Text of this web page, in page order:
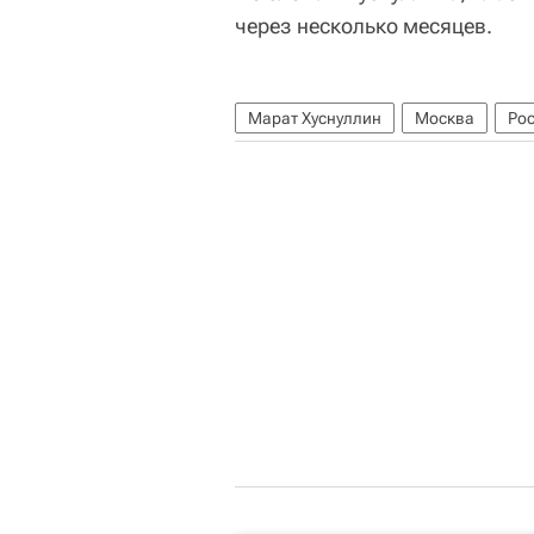
через несколько месяцев.
Марат Хуснуллин Москва